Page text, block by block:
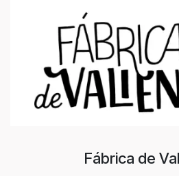
Fábrica de